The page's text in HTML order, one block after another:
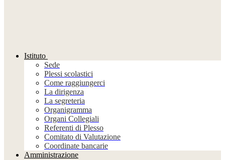
Istituto
Sede
Plessi scolastici
Come raggiungerci
La dirigenza
La segreteria
Organigramma
Organi Collegiali
Referenti di Plesso
Comitato di Valutazione
Coordinate bancarie
Amministrazione